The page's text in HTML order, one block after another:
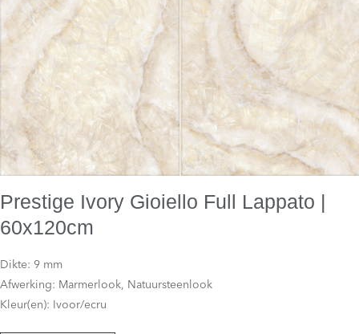
Prestige Ivory Gioiello Full Lappato |
60x120cm
Dikte: 9 mm
Afwerking: Marmerlook, Natuursteenlook
Kleur(en): Ivoor/ecru